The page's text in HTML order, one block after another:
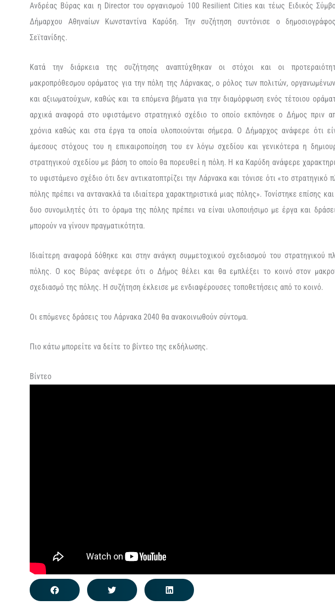
Ανδρέας Βύρας και η Director του οργανισμού 100 Resilient Cities και τέως Ειδικός
Δήμαρχου Αθηναίων Κωνσταντίνα Καρύδη. Την συζήτηση συντόνισε ο
Σεϊτανίδης.
Κατά την διάρκεια της συζήτησης αναπτύχθηκαν οι στόχοι και οι
μακροπρόθεσμου οράματος για την πόλη της Λάρνακας, ο ρόλος των πολιτών,
και αξιωματούχων, καθώς και τα επόμενα βήματα για την διαμόρφωση ενός τέτοιου
αρχικά αναφορά στο υφιστάμενο στρατηγικό σχέδιο το οποίο εκπόνησε ο Δήμος πριν
χρόνια καθώς και στα έργα τα οποία υλοποιούνται σήμερα. Ο Δήμαρχος ανάφερε ότι
άμεσους στόχους του η επικαιροποίηση του εν λόγω σχεδίου και γενικότερα η
στρατηγικού σχεδίου με βάση το οποίο θα πορευθεί η πόλη. Η κα Καρύδη ανάφερε
το υφιστάμενο σχέδιο ότι δεν αντικατοπτρίζει την Λάρνακα και τόνισε ότι «το στρατηγικό
πόλης πρέπει να αντανακλά τα ιδιαίτερα χαρακτηριστικά μιας πόλης». Τονίστηκε επίσης
δυο συνομιλητές ότι το όραμα της πόλης πρέπει να είναι υλοποιήσιμο με έργα και
μπορούν να γίνουν πραγματικότητα.
Ιδιαίτερη αναφορά δόθηκε και στην ανάγκη συμμετοχικού σχεδιασμού του στρατηγικού
πόλης. Ο κος Βύρας ανέφερε ότι ο Δήμος θέλει και θα εμπλέξει το κοινό στον
σχεδιασμό της πόλης. Η συζήτηση έκλεισε με ενδιαφέρουσες τοποθετήσεις από το κοινό.
Οι επόμενες δράσεις του Λάρνακα 2040 θα ανακοινωθούν σύντομα.
Πιο κάτω μπορείτε να δείτε το βίντεο της εκδήλωσης.
Βίντεο